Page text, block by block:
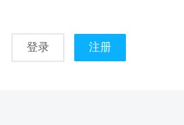
登录 注册